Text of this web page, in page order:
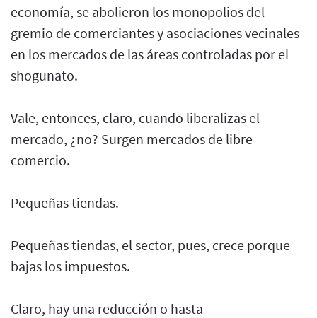
economía, se abolieron los monopolios del
gremio de comerciantes y asociaciones vecinales
en los mercados de las áreas controladas por el
shogunato.
Vale, entonces, claro, cuando liberalizas el
mercado, ¿no? Surgen mercados de libre
comercio.
Pequeñas tiendas.
Pequeñas tiendas, el sector, pues, crece porque
bajas los impuestos.
Claro, hay una reducción o hasta